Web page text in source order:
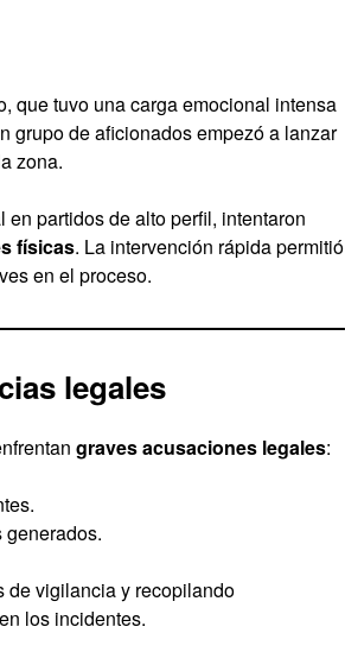
que tuvo una carga emocional intensa
grupo de aficionados empezó a lanzar
zona.
partidos de alto perfil, intentaron
físicas. La intervención rápida permitió
en el proceso.
legales
graves acusaciones legales:
generados.
de vigilancia y recopilando
los incidentes.